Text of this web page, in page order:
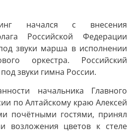
начался с внесения
Российской Федерации
звуки марша в исполнении
оркестра. Российский
звуки гимна России.
начальника Главного
по Алтайскому краю Алексей
почётными гостями, принял
возложения цветов к стеле